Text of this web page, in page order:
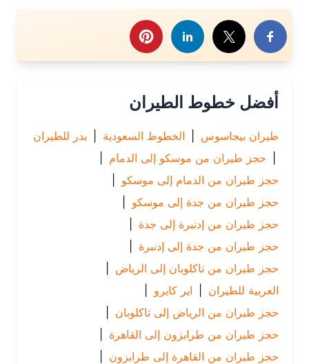
هذا الموضوع
أفضل خطوط الطيران
طيران بيجاسوس | الخطوط السعودية | بدر للطيران
حجز طيران من موسكو إلى الدمام
|
حجز طيران من الدمام إلى موسكو |
حجز طيران من جدة إلى موسكو |
حجز طيران من إدنبرة إلى جدة
حجز طيران من جدة إلى إدنبرة |
حجز طيران من تاكلوبان إلى الرياض
|
العربية للطيران | اير كايرو
|
حجز طيران من الرياض إلى تاكلوبان |
حجز طيران من طرابزون إلى القاهرة |
حجز طيران من القاهرة إلى طرابزون |